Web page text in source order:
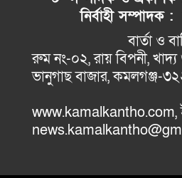
নির্বাহীসম্পাদক :
বার্তা ও
রুম নং-০২, রায় বিপনী,
ভানুগাছ বাজার,
ওয়েব
www.kamalkantho.com,